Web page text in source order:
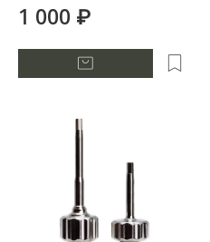
1 000 ₽